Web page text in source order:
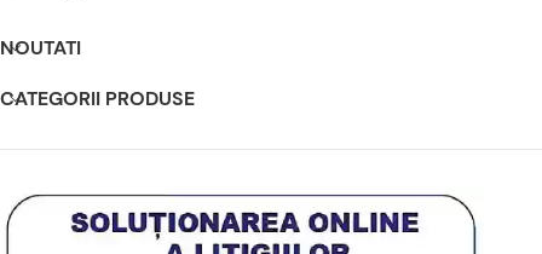
NOUTATI
CATEGORII PRODUSE